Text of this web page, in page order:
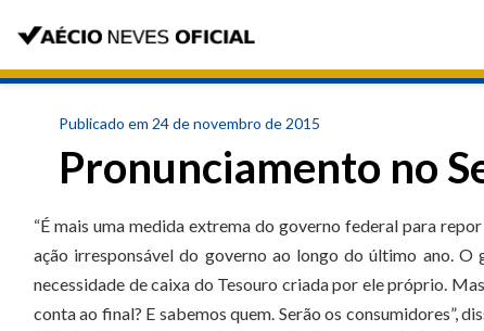
Publicado em 24 de novembro de 2015
Pronunciamento no
“É mais uma medida extrema do governo federal para
ação irresponsável do governo ao longo do último ano.
necessidade de caixa do Tesouro criada por ele próprio.
conta ao final? E sabemos quem. Serão os consumidores”,